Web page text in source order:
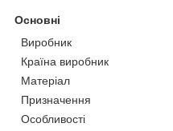
Основні
Виробник
Країна виробник
Матеріал
Призначення
Особливості